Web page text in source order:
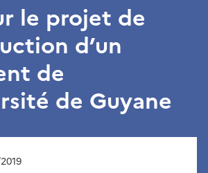
le projet de
d’un
de
de Guyane